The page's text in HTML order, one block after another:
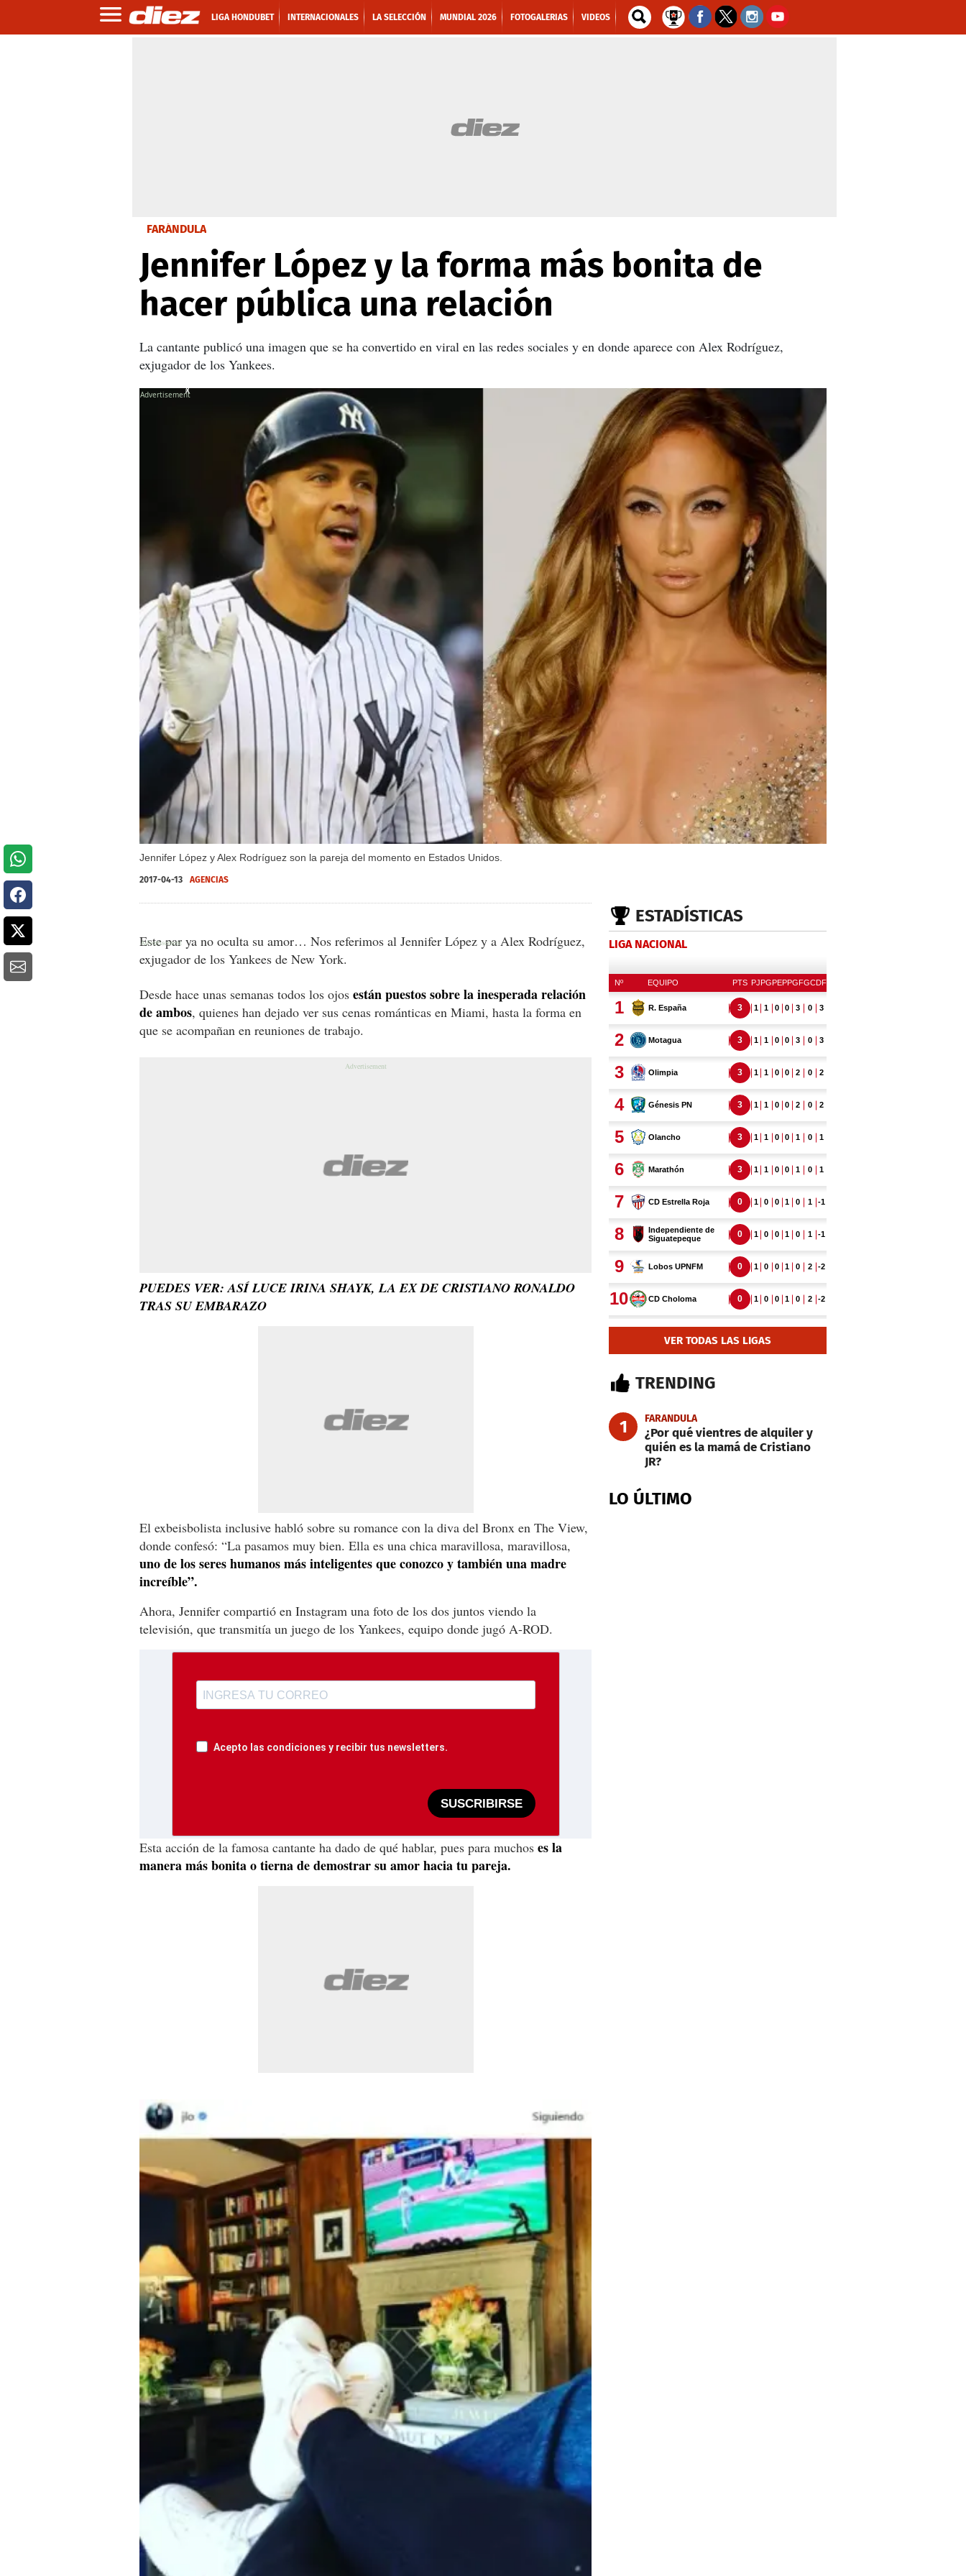
LIGA HONDUBET INTERNACIONALES LA SELECCIÓN MUNDIAL 2026 FOTOGALERIAS VIDEOS
FARÁNDULA
Jennifer López y la forma más bonita de
hacer pública una relación
La cantante publicó una imagen que se ha convertido en viral en las redes sociales y en donde aparece con Alex Rodríguez,
exjugador de los Yankees.
Jennifer López y Alex Rodríguez son la pareja del momento en Estados Unidos.
X
X
2017-04-13 AGENCIAS
Este par ya no oculta su amor… Nos referimos al Jennifer López y a Alex Rodríguez,
exjugador de los Yankees de New York.
Desde hace unas semanas todos los ojos están puestos sobre la inesperada relación
de ambos, quienes han dejado ver sus cenas románticas en Miami, hasta la forma en
que se acompañan en reuniones de trabajo.
PUEDES VER: ASÍ LUCE IRINA SHAYK, LA EX DE CRISTIANO RONALDO
TRAS SU EMBARAZO
El exbeisbolista inclusive habló sobre su romance con la diva del Bronx en The View,
donde confesó: “La pasamos muy bien. Ella es una chica maravillosa, maravillosa,
uno de los seres humanos más inteligentes que conozco y también una madre
increíble”.
Ahora, Jennifer compartió en Instagram una foto de los dos juntos viendo la
televisión, que transmitía un juego de los Yankees, equipo donde jugó A-ROD.
Acepto las condiciones y recibir tus newsletters.
SUSCRIBIRSE
Esta acción de la famosa cantante ha dado de qué hablar, pues para muchos es la
manera más bonita o tierna de demostrar su amor hacia tu pareja.
ESTADÍSTICAS
LIGA NACIONAL
VER TODAS LAS LIGAS
TRENDING
1 FARANDULA
¿Por qué vientres de alquiler y
quién es la mamá de Cristiano
JR?
LO ÚLTIMO